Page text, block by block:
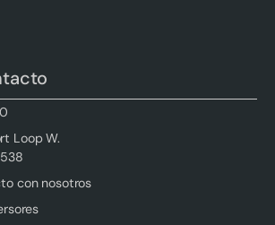
Loop W.
con nosotros